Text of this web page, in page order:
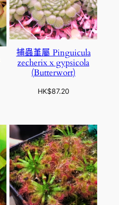
捕蟲堇屬 Pinguicula
zecherix x gypsicola
(Butterwort)
HK$87.20